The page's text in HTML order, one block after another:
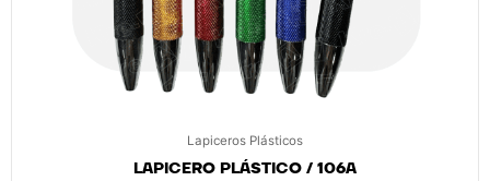
Lapiceros Plásticos
LAPICERO PLÁSTICO / 106A